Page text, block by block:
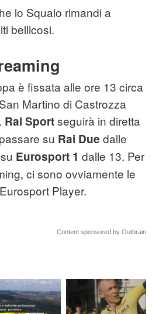
lo Squalo rimandi a
bellicosi.
è fissata alle ore 13 circa
Martino di Castrozza
Rai Sportseguirà in diretta
su Rai Due dalle
Eurosport 1 dalle 13. Per
ci sono ovviamente le
Player.
Content sponsored by Outbrain